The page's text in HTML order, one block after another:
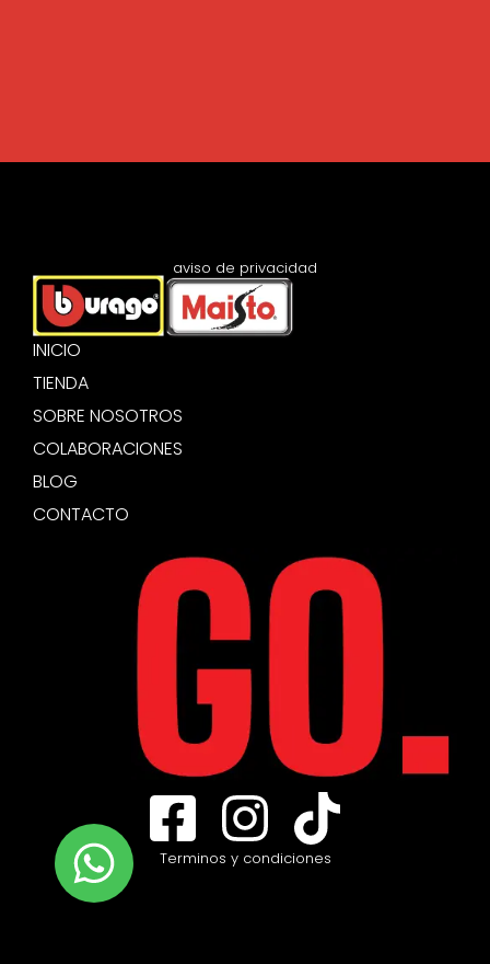
INICIO
TIENDA
SOBRE NOSOTROS
COLABORACIONES
BLOG
CONTACTO
aviso de privacidad
Terminos y condiciones